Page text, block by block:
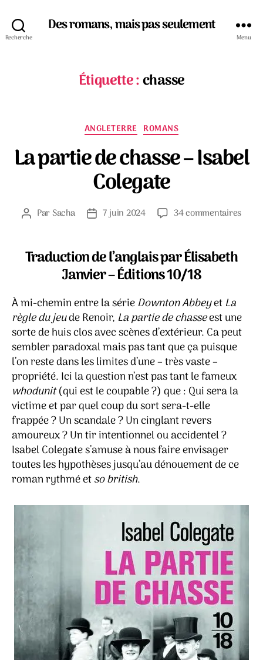
Recherche
Des romans, mais pas seulement
Menu
Étiquette :chasse
Catégories
ANGLETERRE ROMANS
La partie de chasse – Isabel
Colegate
Auteur
ParSacha
Date7 juin 2024 34 commentairessur
Traduction de l’anglais par Élisabeth
Janvier – Éditions 10/18
À mi-chemin entre la série Downton Abbeyet La
règle du jeude Renoir, La partie de chasseest une
sorte de huis clos avec scènes d’extérieur. Ca peut
sembler paradoxal mais pas tant que ça puisque
l’on reste dans les limites d’une – très vaste –
propriété. Ici la question n’est pas tant le fameux
whodunit(qui est le coupable ?) que : Qui sera la
victime et par quel coup du sort sera-t-elle
frappée ? Un scandale ? Un cinglant revers
amoureux ? Un tir intentionnel ou accidentel ?
Isabel Colegate s’amuse à nous faire envisager
toutes les hypothèses jusqu’au dénouement de ce
roman rythmé etso british.